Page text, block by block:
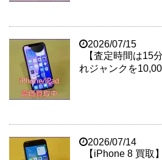
2026/07/15
【査定時間は15
れジャンクを
2026/07/14
【iPhone 8 買取